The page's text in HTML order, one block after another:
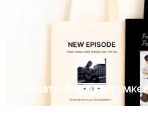
Печать фото на